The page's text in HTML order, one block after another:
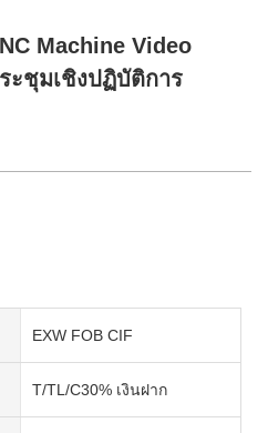
Machine Video
ะชุมเชิงปฏิบัติการ
EXW FOB CIF
T/TL/C30% เงินฝาก